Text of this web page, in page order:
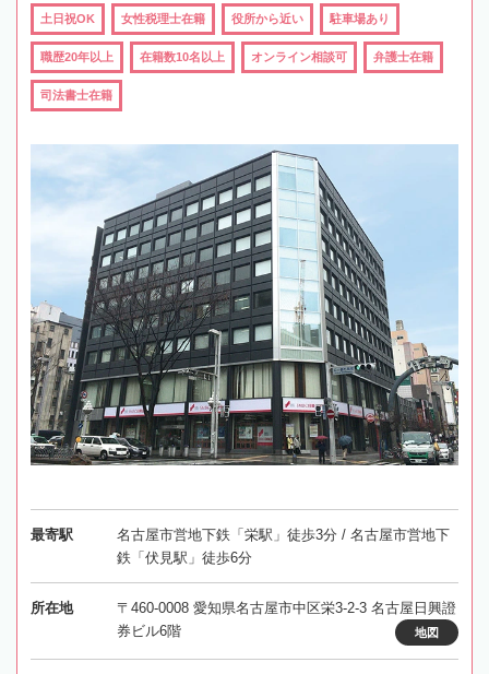
土日祝OK 女性税理士在籍 役所から近い 駐車場あり
職歴20年以上 在籍数10名以上 オンライン相談可 弁護士在籍
司法書士在籍
最寄駅
名古屋市営地下鉄「栄駅」徒歩3分 / 名古屋市営地下
鉄「伏見駅」徒歩6分
所在地
〒460-0008 愛知県名古屋市中区栄3-2-3 名古屋日興證
券ビル6階
地図